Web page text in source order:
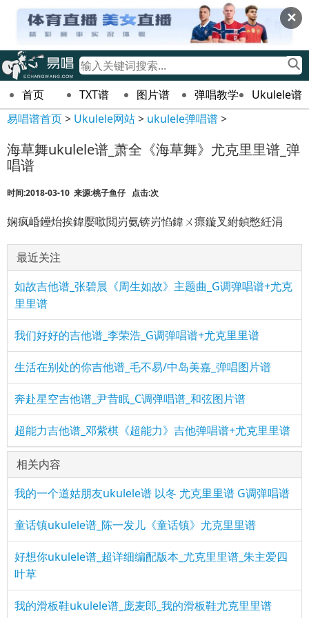
✕
首页 TXT谱 图片谱 弹唱教学
Ukulele谱
易唱谱首页> Ukulele网站> ukulele弹唱谱>
海草舞ukulele谱_萧全《海草舞》尤克里里谱_弹
唱谱
时间:2018-03-10 来源:桃子鱼仔 点击:次
娴疯崏鑸炲挨鍏嬮噷閲岃氨锛岃惂鍏ㄨ瘝鏇叉紨鍞憋紝涓
最近关注
如故吉他谱_张碧晨《周生如故》主题曲_G调弹唱谱+尤克
里里谱
我们好好的吉他谱_李荣浩_G调弹唱谱+尤克里里谱
生活在别处的你吉他谱_毛不易/中岛美嘉_弹唱图片谱
奔赴星空吉他谱_尹昔眠_C调弹唱谱_和弦图片谱
超能力吉他谱_邓紫棋《超能力》吉他弹唱谱+尤克里里谱
相关内容
我的一个道姑朋友ukulele谱 以冬 尤克里里谱 G调弹唱谱
童话镇ukulele谱_陈一发儿《童话镇》尤克里里谱
好想你ukulele谱_超详细编配版本_尤克里里谱_朱主爱四
叶草
我的滑板鞋ukulele谱_庞麦郎_我的滑板鞋尤克里里谱